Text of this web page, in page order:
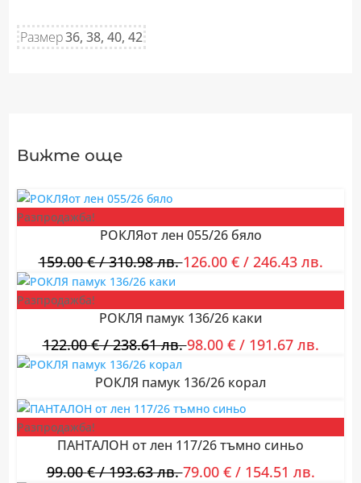
Размер36, 38, 40, 42
Вижте още
Разпродажба!
РОКЛЯот лен 055/26 бяло
159.00€/ 310.98 лв.126.00 €/ 246.43 лв.
Разпродажба!
РОКЛЯ памук 136/26 каки
122.00€/ 238.61 лв.98.00 €/ 191.67 лв.
РОКЛЯ памук 136/26 корал
Разпродажба!
ПАНТАЛОН от лен 117/26 тъмно синьо
99.00€/ 193.63 лв.79.00 €/ 154.51 лв.